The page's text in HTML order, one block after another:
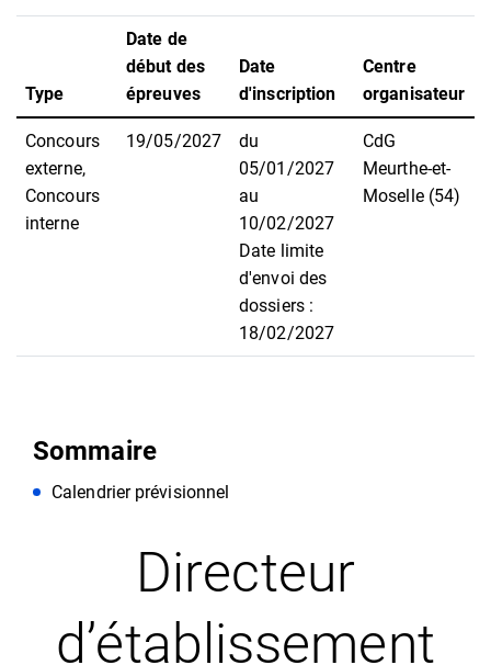
Type
Date de
début des
épreuves
Date
d'inscription
Centre
organisateur
Concours
externe,
Concours
interne
19/05/2027
du
05/01/2027
au
10/02/2027
Date limite
d'envoi des
dossiers :
18/02/2027
CdG
Meurthe-et-
Moselle (54)
Sommaire
Calendrier prévisionnel
Directeur
d’établissement